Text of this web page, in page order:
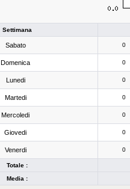
Settimana
Sabato 0
Domenica 0
Lunedi 0
Martedi 0
Mercoledi 0
Giovedi 0
Venerdi 0
Totale :
Media :